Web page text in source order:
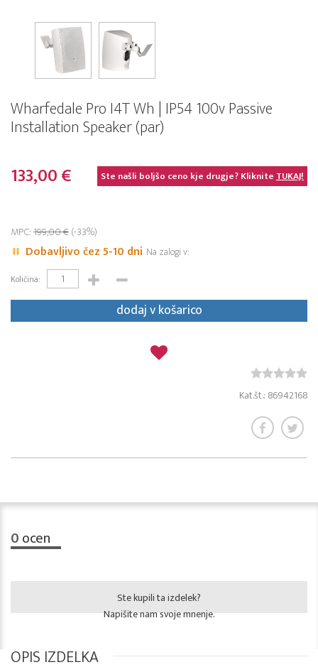
Wharfedale Pro I4T Wh | IP54 100v Passive
Installation Speaker (par)
133,00 € Ste našli boljšo ceno kje drugje? KlikniteTUKAJ!
MPC:199,00 €(-33%)
Dobavljivo čez 5-10 dni Na zalogi v:
Količina:
dodaj v košarico
Kat.št.: 86942168
0ocen
Ste kupili ta izdelek?
Napišite nam svoje mnenje.
OPIS IZDELKA